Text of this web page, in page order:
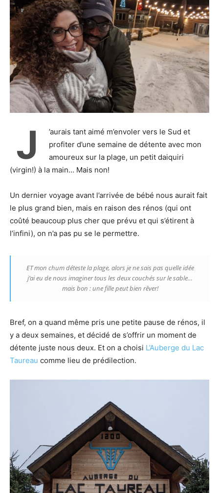
J
’aurais tant aimé m’envoler vers le Sud et
profiter d’une semaine de détente avec mon
amoureux sur la plage, un petit daiquiri
(virgin!) à la main… Mais non!
Un dernier voyage avant l’arrivée de bébé nous aurait fait
le plus grand bien, mais en raison des rénos (qui ont
coûté beaucoup plus cher que prévu et qui s’étirent à
l’infini), on n’a pas pu se le permettre.
ET mon chum déteste la plage, alors je ne sais pas quelle idée
j’ai eu de nous imaginer tous les deux couchés sur le sable…
mais bon : une fille peut bien rêver!
Bref, on a quand même pris une petite pause de rénos, il
y a deux semaines, et décidé de s’offrir un moment de
détente juste nous deux. Et on a choisi L’Auberge du Lac
Taureau comme lieu de prédilection.